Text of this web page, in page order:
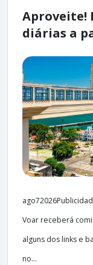
Aproveite!
diárias a
Voar receberá
alguns dos links e
no...